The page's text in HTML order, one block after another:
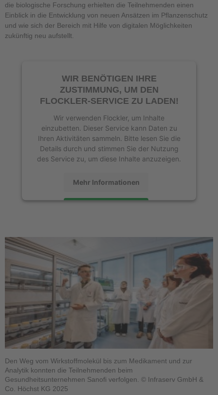
die biologische Forschung erhielten die Teilnehmenden einen
Einblick in die Entwicklung von neuen Ansätzen im Pflanzenschutz
und wie sich der Bereich mit Hilfe von digitalen Möglichkeiten
zukünftig neu aufstellt.
WIR BENÖTIGEN IHRE
ZUSTIMMUNG, UM DEN
FLOCKLER-SERVICE ZU LADEN!
Wir verwenden Flockler, um Inhalte
einzubetten. Dieser Service kann Daten zu
Ihren Aktivitäten sammeln. Bitte lesen Sie die
Details durch und stimmen Sie der Nutzung
des Service zu, um diese Inhalte anzuzeigen.
Mehr Informationen
Management Platform
Den Weg vom Wirkstoffmolekül bis zum Medikament und zur
Analytik konnten die Teilnehmenden beim
Gesundheitsunternehmen Sanofi verfolgen. © Infraserv GmbH &
Co. Höchst KG 2025